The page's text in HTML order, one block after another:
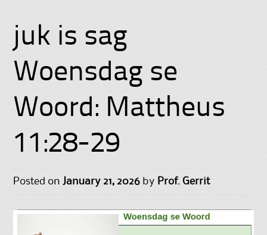
contentjuk is sag
Woensdag se
Woord: Mattheus
11:28-29
Posted on January 21, 2026 by Prof. Gerrit